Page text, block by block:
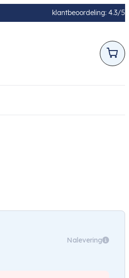
klantbeoordeling: 4.3/5
Nalevering